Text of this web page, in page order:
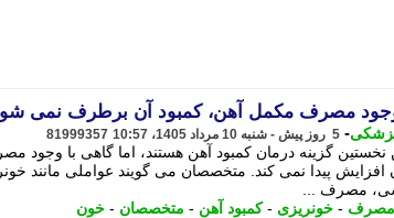
وجود مصرف مکمل آهن، کمبود آن برطرف نمی
- 5 روز پیش - شنبه 10 مرداد 1405، 10:57 81999357
گزینه درمان کمبود آهن هستند، اما گاهی با وجود
پیدا نمی کند. متخصصان می گویند عواملی مانند
مصرف ...
مصرف - خونریزی -کمبود آهن - متخصصان - خون